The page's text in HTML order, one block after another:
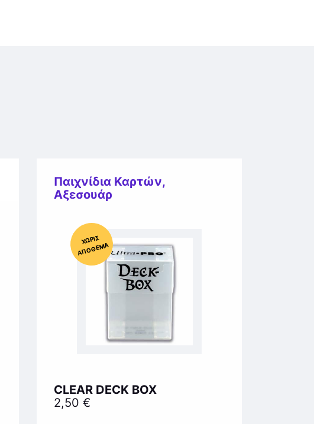
Παιχνίδια Καρτών,
Αξεσουάρ
Χ
ΩΡΊΣ
Α
Π
Ό
ΘΕ
ΜΑ
CLEAR DECK BOX
2,50€